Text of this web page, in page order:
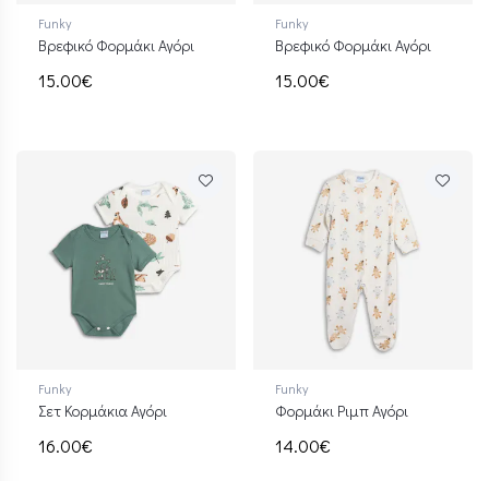
Funky
Βρεφικό Φορμάκι Αγόρι
15.00€
Funky
Βρεφικό Φορμάκι Αγόρι
15.00€
Funky
Σετ Κορμάκια Αγόρι
16.00€
Funky
Φορμάκι Ριμπ Αγόρι
14.00€